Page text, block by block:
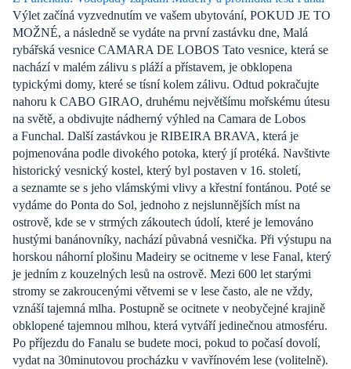
Výlet začíná vyzvednutím ve vašem ubytování, POKUD JE TO
MOŽNÉ, a následně se vydáte na první zastávku dne, Malá
rybářská vesnice CAMARA DE LOBOS Tato vesnice, která se
nachází v malém zálivu s pláží a přístavem, je obklopena
typickými domy, které se tísní kolem zálivu. Odtud pokračujte
nahoru k CABO GIRAO, druhému největšímu mořskému útesu
na světě, a obdivujte nádherný výhled na Camara de Lobos
a Funchal. Další zastávkou je RIBEIRA BRAVA, která je
pojmenována podle divokého potoka, který jí protéká. Navštivte
historický vesnický kostel, který byl postaven v 16. století,
a seznamte se s jeho vlámskými vlivy a křestní fontánou. Poté se
vydáme do Ponta do Sol, jednoho z nejslunnějších míst na
ostrově, kde se v strmých zákoutech údolí, které je lemováno
hustými banánovníky, nachází půvabná vesnička. Při výstupu na
horskou náhorní plošinu Madeiry se ocitneme v lese Fanal, který
je jedním z kouzelných lesů na ostrově. Mezi 600 let starými
stromy se zakroucenými větvemi se v lese často, ale ne vždy,
vznáší tajemná mlha. Postupně se ocitnete v neobyčejné krajině
obklopené tajemnou mlhou, která vytváří jedinečnou atmosféru.
Po příjezdu do Fanalu se budete moci, pokud to počasí dovolí,
vydat na 30minutovou procházku v vavřínovém lese (volitelně).